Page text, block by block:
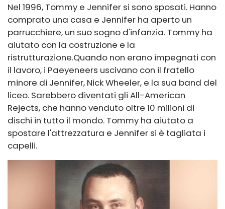
Nel 1996, Tommy e Jennifer si sono sposati. Hanno
comprato una casa e Jennifer ha aperto un
parrucchiere, un suo sogno d'infanzia. Tommy ha
aiutato con la costruzione e la
ristrutturazione.Quando non erano impegnati con
il lavoro, i Paeyeneers uscivano con il fratello
minore di Jennifer, Nick Wheeler, e la sua band del
liceo. Sarebbero diventati gli All-American
Rejects, che hanno venduto oltre 10 milioni di
dischi in tutto il mondo. Tommy ha aiutato a
spostare l'attrezzatura e Jennifer si è tagliata i
capelli.